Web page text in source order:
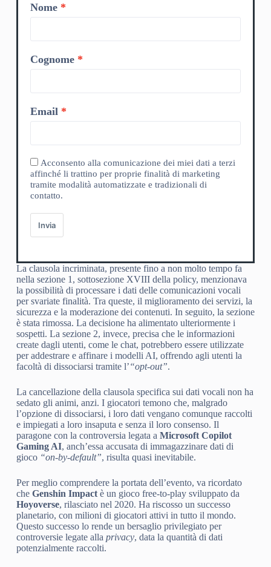
Nome
Cognome
Email
Acconsento alla comunicazione dei miei dati a terzi
affinché li trattino per proprie finalità di marketing
tramite modalità automatizzate e tradizionali di
contatto.
Invia
La clausola incriminata, presente fino a non molto tempo fa
nella sezione 1, sottosezione XVIII della policy, menzionava
la possibilità di processare i dati delle comunicazioni vocali
per svariate finalità. Tra queste, il miglioramento dei servizi, la
sicurezza e la moderazione dei contenuti. In seguito, la sezione
è stata rimossa. La decisione ha alimentato ulteriormente i
sospetti. La sezione 2, invece, precisa che le informazioni
create dagli utenti, come le chat, potrebbero essere utilizzate
per addestrare e affinare i modelli AI, offrendo agli utenti la
facoltà di dissociarsi tramite l’“opt-out”.
La cancellazione della clausola specifica sui dati vocali non ha
sedato gli animi, anzi. I giocatori temono che, malgrado
l’opzione di dissociarsi, i loro dati vengano comunque raccolti
e impiegati a loro insaputa e senza il loro consenso. Il
paragone con la controversia legata a Microsoft Copilot
Gaming AI, anch’essa accusata di immagazzinare dati di
gioco “on-by-default”, risulta quasi inevitabile.
Per meglio comprendere la portata dell’evento, va ricordato
che Genshin Impactè un gioco free-to-play sviluppato da
Hoyoverse, rilasciato nel 2020. Ha riscosso un successo
planetario, con milioni di giocatori attivi in tutto il mondo.
Questo successo lo rende un bersaglio privilegiato per
controversie legate alla privacy, data la quantità di dati
potenzialmente raccolti.